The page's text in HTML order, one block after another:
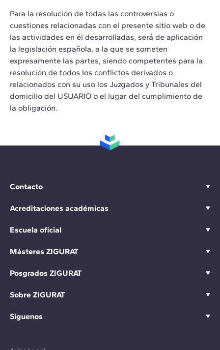
Para la resolución de todas las controversias o
cuestiones relacionadas con el presente sitio web o de
las actividades en él desarrolladas, será de aplicación
la legislación española, a la que se someten
expresamente las partes, siendo competentes para la
resolución de todos los conflictos derivados o
relacionados con su uso los Juzgados y Tribunales del
domicilio del USUARIO o el lugar del cumplimiento de
la obligación.
Contacto
Acreditaciones académicas
Escuela oficial
Másteres ZIGURAT
Posgrados ZIGURAT
Sobre ZIGURAT
Síguenos